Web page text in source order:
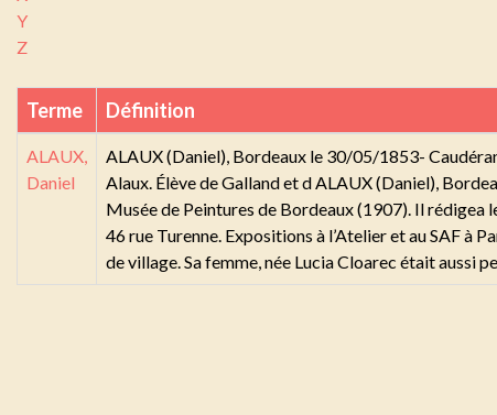
Y
Z
Terme Définition
ALAUX,
Daniel
ALAUX (Daniel), Bordeaux le 30/05/1853-
Alaux. Élève de Galland et d ALAUX (Daniel),
Musée de Peintures de Bordeaux (1907). Il rédigea
46 rue Turenne. Expositions à l’Atelier et au SAF à
de village. Sa femme, née Lucia Cloarec était aussi